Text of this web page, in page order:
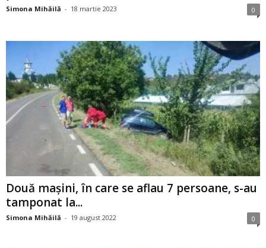
Simona Mihăilă - 18 martie 2023 0
Două mașini, în care se aflau 7 persoane, s-au
tamponat la...
Simona Mihăilă - 19 august 2022 0